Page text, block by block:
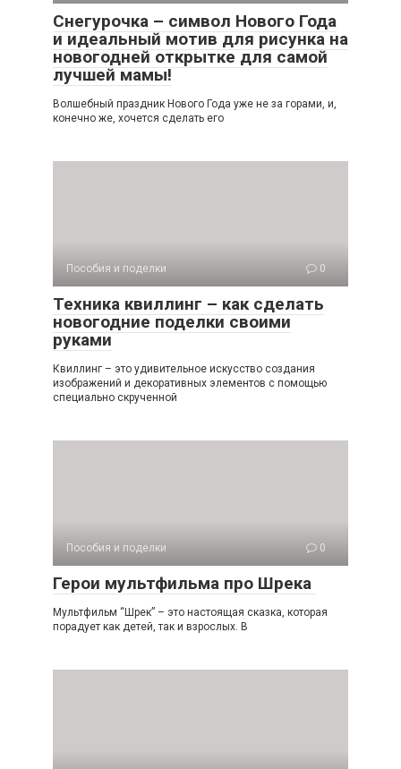
Снегурочка – символ Нового Года
и идеальный мотив для рисунка на
новогодней открытке для самой
лучшей мамы!
Волшебный праздник Нового Года уже не за горами, и,
конечно же, хочется сделать его
Пособия и поделки 0
Техника квиллинг – как сделать
новогодние поделки своими
руками
Квиллинг – это удивительное искусство создания
изображений и декоративных элементов с помощью
специально скрученной
Пособия и поделки 0
Герои мультфильма про Шрека
Мультфильм “Шрек” – это настоящая сказка, которая
порадует как детей, так и взрослых. В